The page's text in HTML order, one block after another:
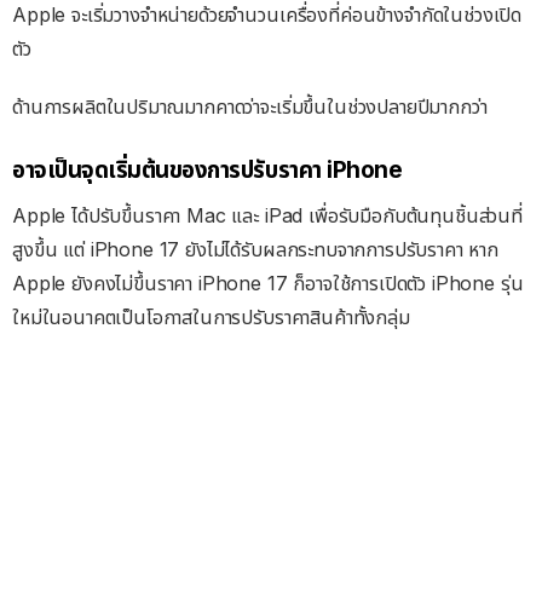
Apple จะเริ่มวางจำหน่ายด้วยจำนวนเครื่องที่ค่อนข้างจำกัดในช่วงเปิด
ตัว
ด้านการผลิตในปริมาณมากคาดว่าจะเริ่มขึ้นในช่วงปลายปีมากกว่า
อาจเป็นจุดเริ่มต้นของการปรับราคา iPhone
Apple ได้ปรับขึ้นราคา Mac และ iPad เพื่อรับมือกับต้นทุนชิ้นส่วนที่
สูงขึ้น แต่ iPhone 17 ยังไม่ได้รับผลกระทบจากการปรับราคา หาก
Apple ยังคงไม่ขึ้นราคา iPhone 17 ก็อาจใช้การเปิดตัว iPhone รุ่น
ใหม่ในอนาคตเป็นโอกาสในการปรับราคาสินค้าทั้งกลุ่ม